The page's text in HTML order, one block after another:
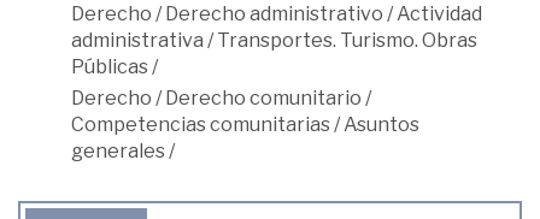
Derecho /Derecho administrativo /Actividad
administrativa /Transportes. Turismo. Obras
Públicas/
Derecho /Derecho comunitario /
Competencias comunitarias/Asuntos
generales/